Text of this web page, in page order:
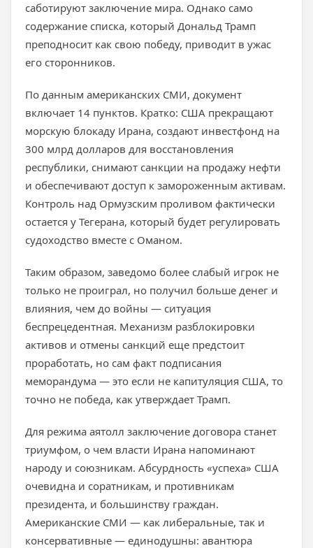
саботируют заключение мира. Однако само
содержание списка, который Дональд Трамп
преподносит как свою победу, приводит в ужас
его сторонников.
По данным американских СМИ, документ
включает 14 пунктов. Кратко: США прекращают
морскую блокаду Ирана, создают инвестфонд на
300 млрд долларов для восстановления
республики, снимают санкции на продажу нефти
и обеспечивают доступ к замороженным активам.
Контроль над Ормузским проливом фактически
остается у Тегерана, который будет регулировать
судоходство вместе с Оманом.
Таким образом, заведомо более слабый игрок не
только не проиграл, но получил больше денег и
влияния, чем до войны — ситуация
беспрецедентная. Механизм разблокировки
активов и отмены санкций еще предстоит
проработать, но сам факт подписания
меморандума — это если не капитуляция США, то
точно не победа, как утверждает Трамп.
Для режима аятолл заключение договора станет
триумфом, о чем власти Ирана напоминают
народу и союзникам. Абсурдность «успеха» США
очевидна и соратникам, и противникам
президента, и большинству граждан.
Американские СМИ — как либеральные, так и
консервативные — единодушны: авантюра